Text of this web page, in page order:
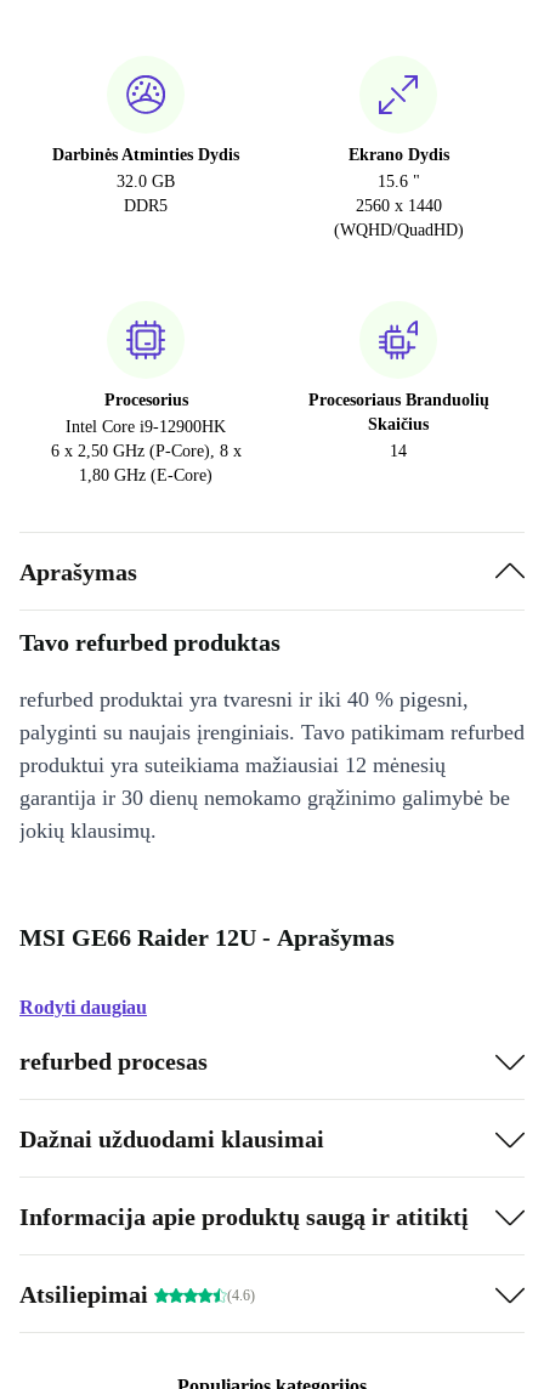
Darbinės Atminties Dydis
32.0 GB
DDR5
Ekrano Dydis
15.6 "
2560 x 1440
(WQHD/QuadHD)
Procesorius
Intel Core i9-12900HK
6 x 2,50 GHz (P-Core), 8 x
1,80 GHz (E-Core)
Procesoriaus Branduolių
Skaičius
14
Aprašymas
Tavo refurbed produktas
refurbed produktai yra tvaresni ir iki 40 % pigesni,
palyginti su naujais įrenginiais. Tavo patikimam refurbed
produktui yra suteikiama mažiausiai 12 mėnesių
garantija ir 30 dienų nemokamo grąžinimo galimybė be
jokių klausimų.
MSI GE66 Raider 12U - Aprašymas
Rodyti daugiau
refurbed procesas
Dažnai užduodami klausimai
Informacija apie produktų saugą ir atitiktį
Atsiliepimai (4.6)